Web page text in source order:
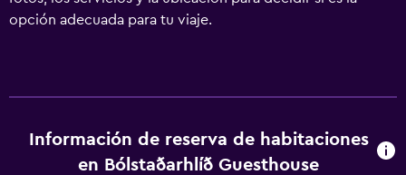
opción adecuada para tu viaje.
Información de reserva de habitaciones
en Bólstaðarhlíð Guesthouse